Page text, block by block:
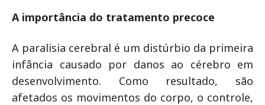
A importância do tratamento precoce
A paralisia cerebral é um distúrbio da primeira
infância causado por danos ao cérebro em
desenvolvimento. Como resultado, são
afetados os movimentos do corpo, o controle,